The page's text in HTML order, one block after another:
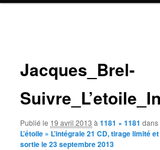
Jacques_Brel-
Publié le 19 avril 2013 à1181 × 1181 dans
L’étoile » L’intégrale 21 CD, tirage limité
sortie le 23 septembre 2013